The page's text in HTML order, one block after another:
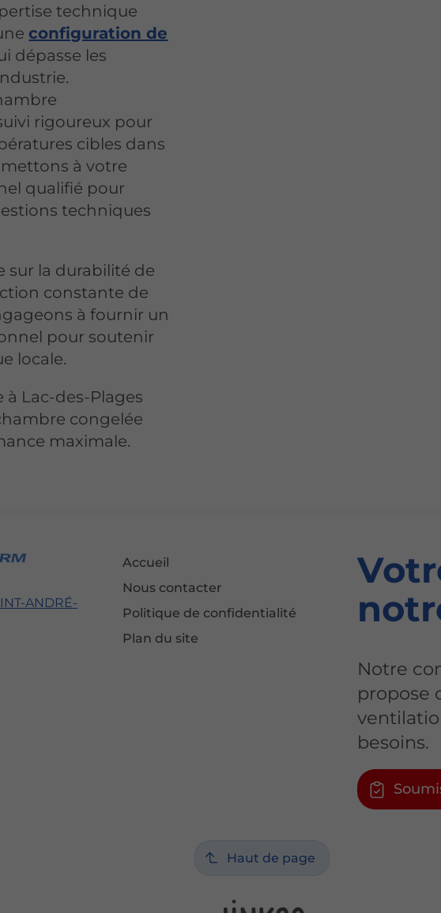
technique
configuration de
dépasse les
rigoureux pour
cibles dans
mettons à votre
qualifié pour
techniques
sur la durabilité de
constante de
à fournir un
pour soutenir
locale.
Lac-des-Plages
congelée
maximale.
ANDRÉ-
Accueil
Nous contacter
Politique de confidentialité
Plan du site
Notre
propose
besoins.
Haut de page